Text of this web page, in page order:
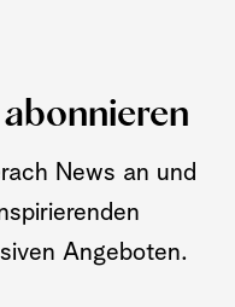
News an und
Angeboten.